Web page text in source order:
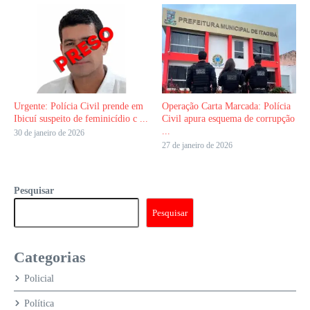
Urgente: Polícia Civil prende em
Ibicuí suspeito de feminicídio c ...
30 de janeiro de 2026
Operação Carta Marcada: Polícia
Civil apura esquema de corrupção
...
27 de janeiro de 2026
Pesquisar
Pesquisar
Categorias
Policial
Política